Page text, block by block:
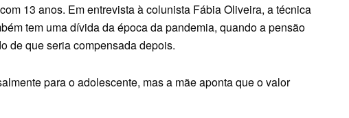
13 anos. Em entrevista à colunista Fábia Oliveira, a técnica
tem uma dívida da época da pandemia, quando a pensão
de que seria compensada depois.
para o adolescente, mas a mãe aponta que o valor